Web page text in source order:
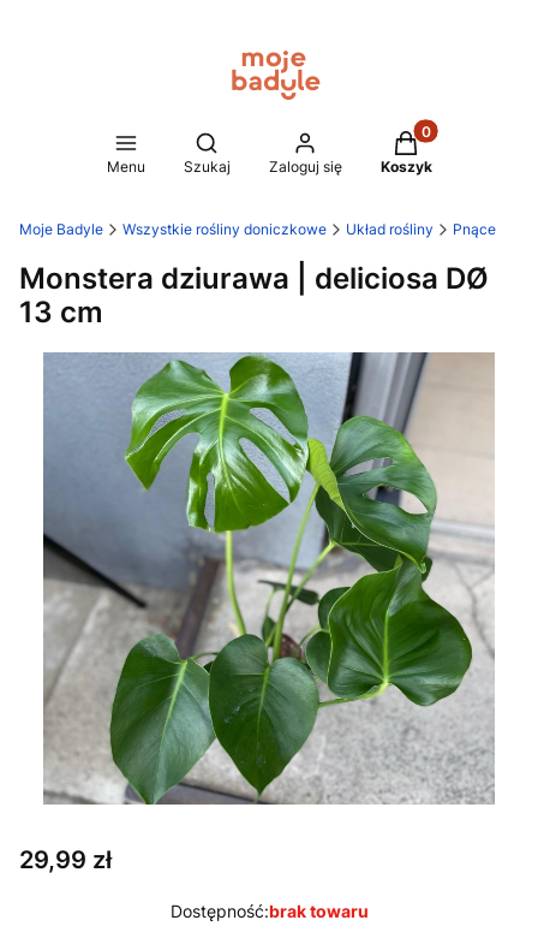
Menu
Otwórz wyszukiwarkę
Szukaj Zaloguj się
Produkty w
Koszyk
Moje Badyle Wszystkie rośliny doniczkowe Układ rośliny Pnące
Monstera dziurawa | deliciosa DØ
13 cm
Cena
29,99 zł
Dostępność:brak towaru